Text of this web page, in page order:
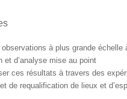
à plus grande échelle
et d’analyse mise au point
ces résultats à travers des
de requalification de lieux et